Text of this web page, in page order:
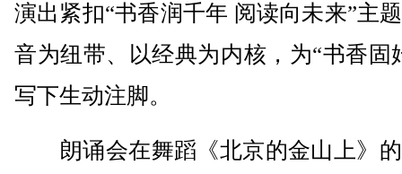
演出紧扣“书香润千年 阅读向未来”主
音为纽带、以经典为内核，为“书香固
写下生动注脚。
朗诵会在舞蹈《北京的金山上》